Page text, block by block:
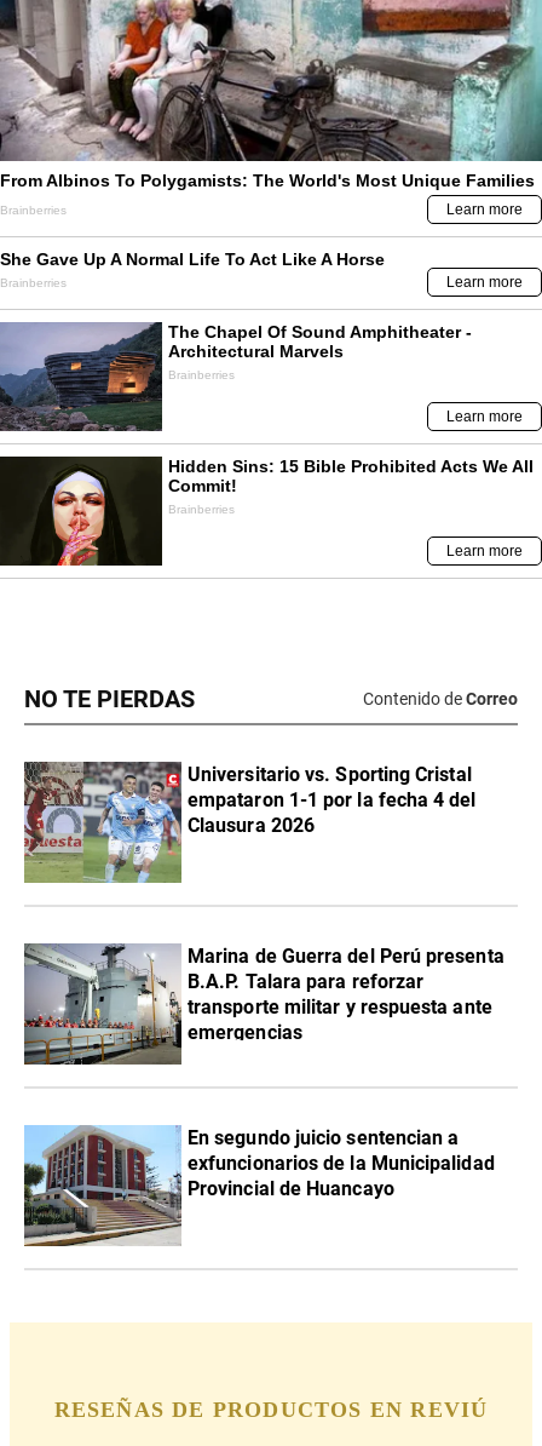
NO TE PIERDAS Contenido deCorreo
Universitario vs. Sporting Cristal
empataron 1-1 por la fecha 4 del
Clausura 2026
Marina de Guerra del Perú presenta
B.A.P. Talara para reforzar
transporte militar y respuesta ante
emergencias
En segundo juicio sentencian a
exfuncionarios de la Municipalidad
Provincial de Huancayo